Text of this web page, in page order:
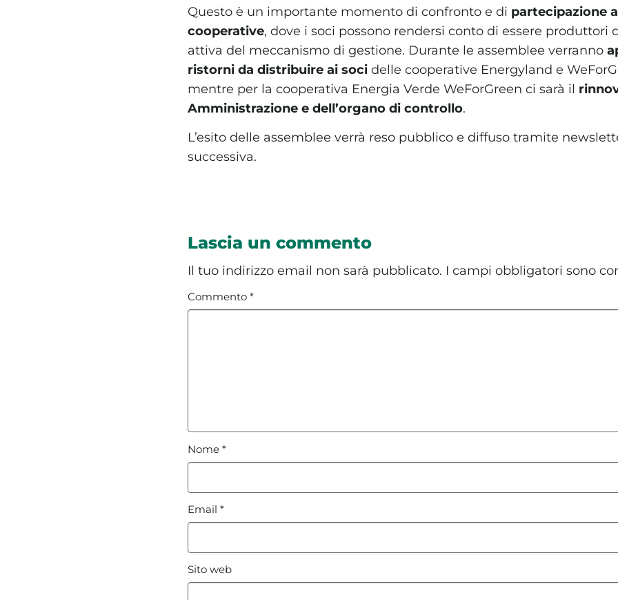
Questo è un importante momento di confronto e di partecipazione
cooperative, dove i soci possono rendersi conto di essere produttori
attiva del meccanismo di gestione. Durante le assemblee verranno
ristorni da distribuire ai soci delle cooperative Energyland e
mentre per la cooperativa Energia Verde WeForGreen ci sarà il
Amministrazione e dell’organo di controllo.
L’esito delle assemblee verrà reso pubblico e diffuso tramite
successiva.
Lascia un commento
Il tuo indirizzo email non sarà pubblicato. I campi obbligatori sono
Commento *
Nome *
Email *
Sito web